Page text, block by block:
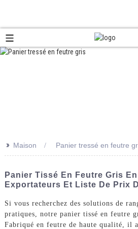
>> Maison Panier tressé en feutre
Panier Tissé En Feutre Gris
Exportateurs Et Liste De Prix
Si vous recherchez des solutions de
pratiques, notre panier tissé en feutre
Fabriqué en feutre de haute qualité, il